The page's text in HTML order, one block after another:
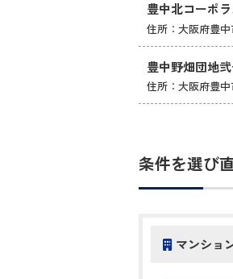
豊中北コーポ
住所：大阪府豊
豊中野畑団地
住所：大阪府豊
条件を選び
マンショ